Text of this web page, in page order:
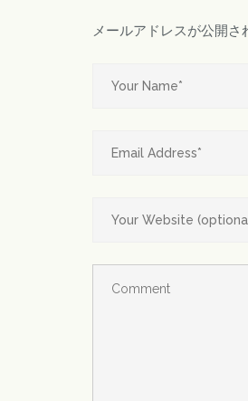
メールアドレスが公開さ